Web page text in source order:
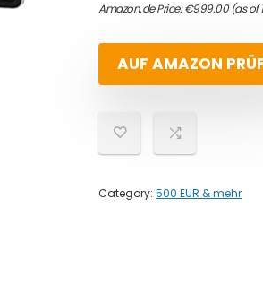
Amazon.de Price:€999.00(as of
AUF AMAZON
Category: 500 EUR & mehr